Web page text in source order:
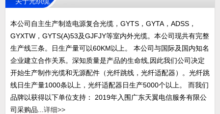
本公司自主生产制造电源复合光缆，GYTS，GYTA，ADSS，
GYXTW，GYTS(A)53及GJFJY等室内外光缆。本公司现共有完整
生产线三条。日生产量可以60KM以上。 本公司与国际及国内知名
企业建立合作关系。深知质量是产品的生命线,因此我们公司决定
开始生产制作光缆和无源配件（光纤跳线，光纤适配器）。光纤跳
线日生产量1000条以上，光纤适配器日生产5000个以上。 而我们
品牌以获得以下单位支持： 2019年入围广东天翼电信服务有限公
司采购品... 详细>>